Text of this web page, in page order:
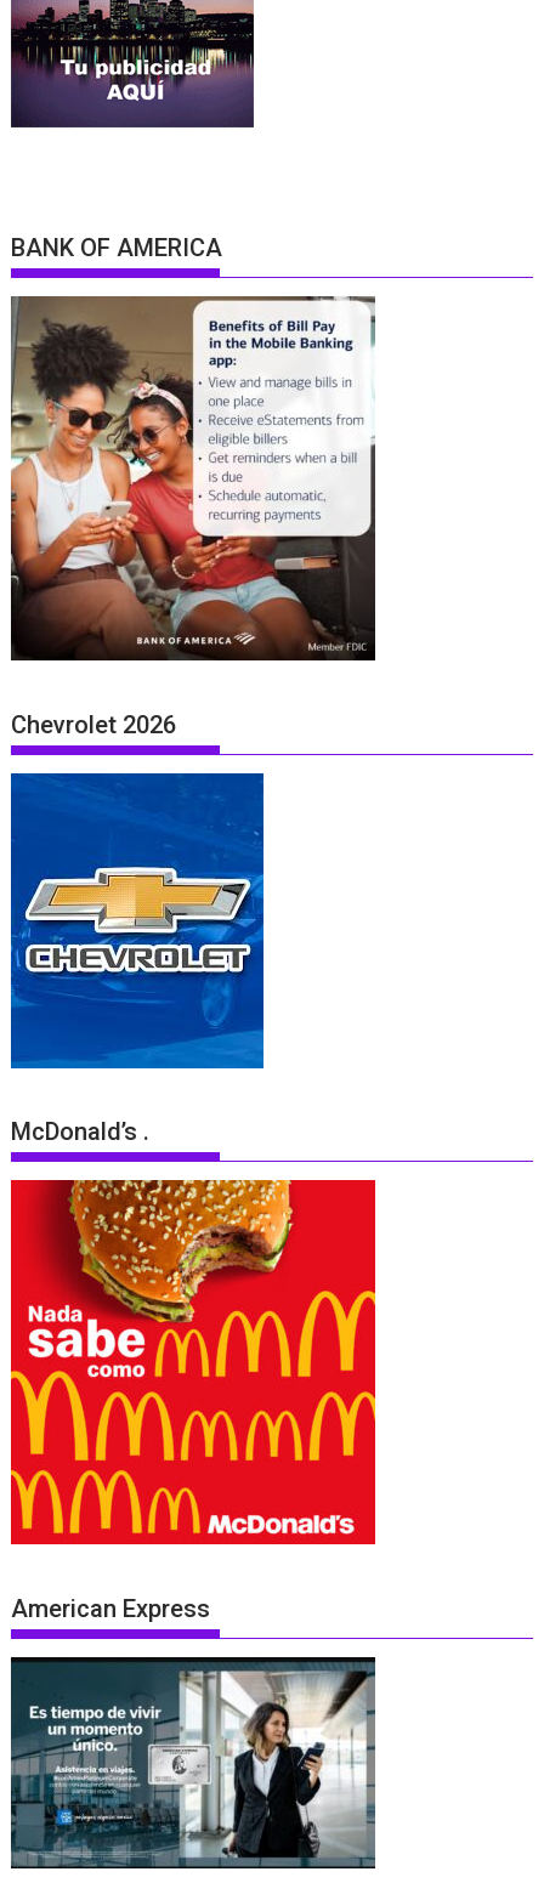
BANK OF AMERICA
Chevrolet 2026
McDonald’s .
American Express